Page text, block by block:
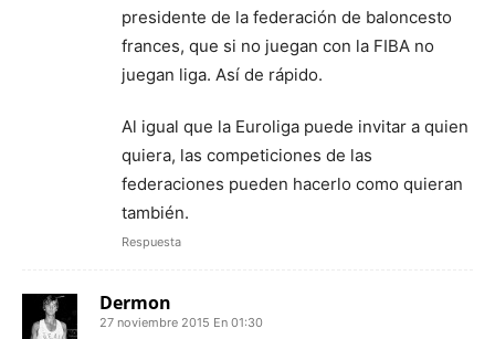
presidente de la federación de baloncesto
frances, que si no juegan con la FIBA no
juegan liga. Así de rápido.
Al igual que la Euroliga puede invitar a quien
quiera, las competiciones de las
federaciones pueden hacerlo como quieran
también.
Respuesta
Dermon
27 noviembre 2015 En 01:30